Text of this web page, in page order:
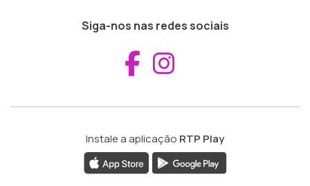
Siga-nos nas redes sociais
Aceder ao
Instale a aplicação RTP Play